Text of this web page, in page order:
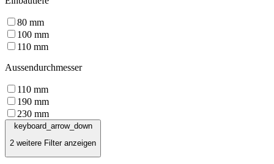
80 mm
100 mm
110 mm
Aussendurchmesser
110 mm
190 mm
230 mm
keyboard_arrow_down
2 weitere Filter anzeigen